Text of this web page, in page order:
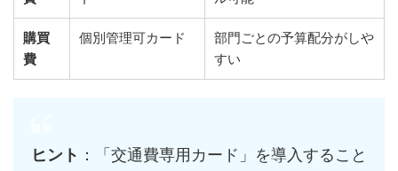
購買
費
個別管理可カード
部門ごとの予算配分がしや
すい
ヒント ：「交通費専用カード」を導入すること